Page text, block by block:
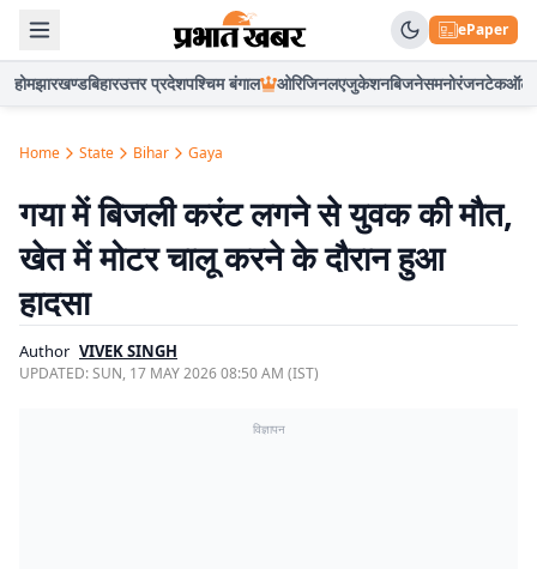
ePaper
होमझारखण्डबिहारउत्तर प्रदेशपश्चिम बंगाल ओरिजिनलएजुकेशनबिजनेसमनोरंजनटेकऑटो
Home State Bihar Gaya
गया में बिजली करंट लगने से युवक की मौत,
खेत में मोटर चालू करने के दौरान हुआ
हादसा
Author VIVEK SINGH
UPDATED:SUN, 17 MAY 2026 08:50 AM (IST)
विज्ञापन